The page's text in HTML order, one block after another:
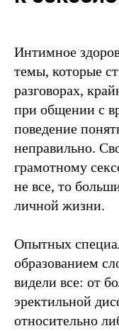
Интимное
темы, которые
разговорах,
при общении с
поведение
неправильно.
грамотному
не все, то
личной жизни.
Опытных
образованием
видели все: от
эректильной
относительно